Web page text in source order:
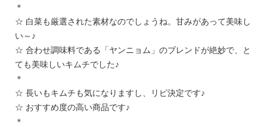
＊
☆ 白菜も厳選された素材なのでしょうね。甘みがあって美味し
い～♪
☆ 合わせ調味料である「ヤンニョム」のブレンドが絶妙で、と
ても美味しいキムチでした♪
＊
☆ 長いもキムチも気になりますし、リピ決定です♪
☆ おすすめ度の高い商品です♪
＊